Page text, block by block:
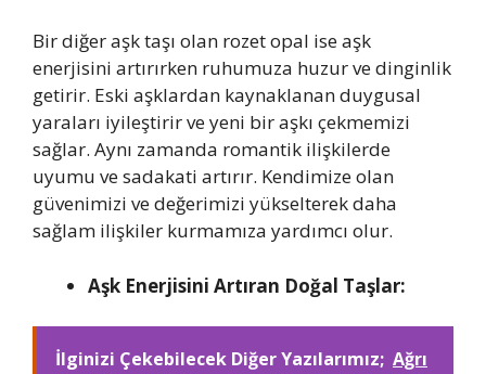
Bir diğer aşk taşı olan rozet opal ise aşk
enerjisini artırırken ruhumuza huzur ve dinginlik
getirir. Eski aşklardan kaynaklanan duygusal
yaraları iyileştirir ve yeni bir aşkı çekmemizi
sağlar. Aynı zamanda romantik ilişkilerde
uyumu ve sadakati artırır. Kendimize olan
güvenimizi ve değerimizi yükselterek daha
sağlam ilişkiler kurmamıza yardımcı olur.
Aşk Enerjisini Artıran Doğal Taşlar:
İlginizi Çekebilecek Diğer Yazılarımız; Ağrı